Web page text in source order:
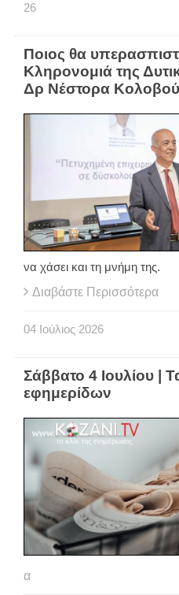
26
Ποιος θα
Κληρονομιά της
Δρ Νέστορα
να χάσει και τη μνήμη της.
Διαβάστε Περισσότερα
04 Ιούλιος 2026
Σάββατο 4 Ιουλίου |
εφημερίδων
α